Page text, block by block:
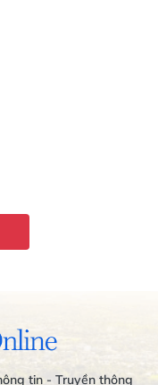
tin - Truyền thông